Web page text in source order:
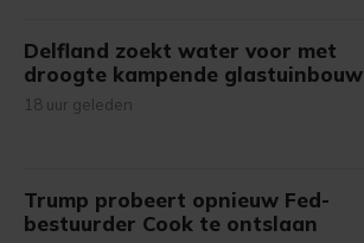
Delfland zoekt water voor met
droogte kampende glastuinbouw
18 uur geleden
Trump probeert opnieuw Fed-
bestuurder Cook te ontslaan